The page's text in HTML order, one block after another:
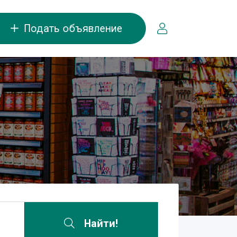
Подать объявление
Найти!